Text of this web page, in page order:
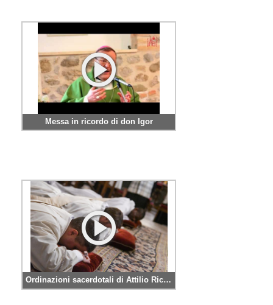
Messa in ricordo di don Igor
Ordinazioni sacerdotali di Attilio Ricci, Pierpaolo Matteucci e Jackson Pierre